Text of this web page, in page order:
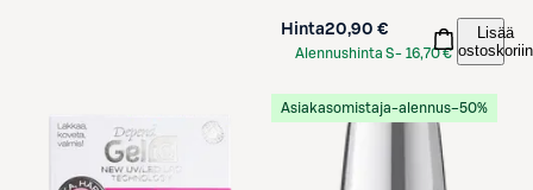
Hinta20,90 €
Alennushinta S- 16,70 €
Lisää
ostoskoriin
Asiakasomistaja-alennus−50%